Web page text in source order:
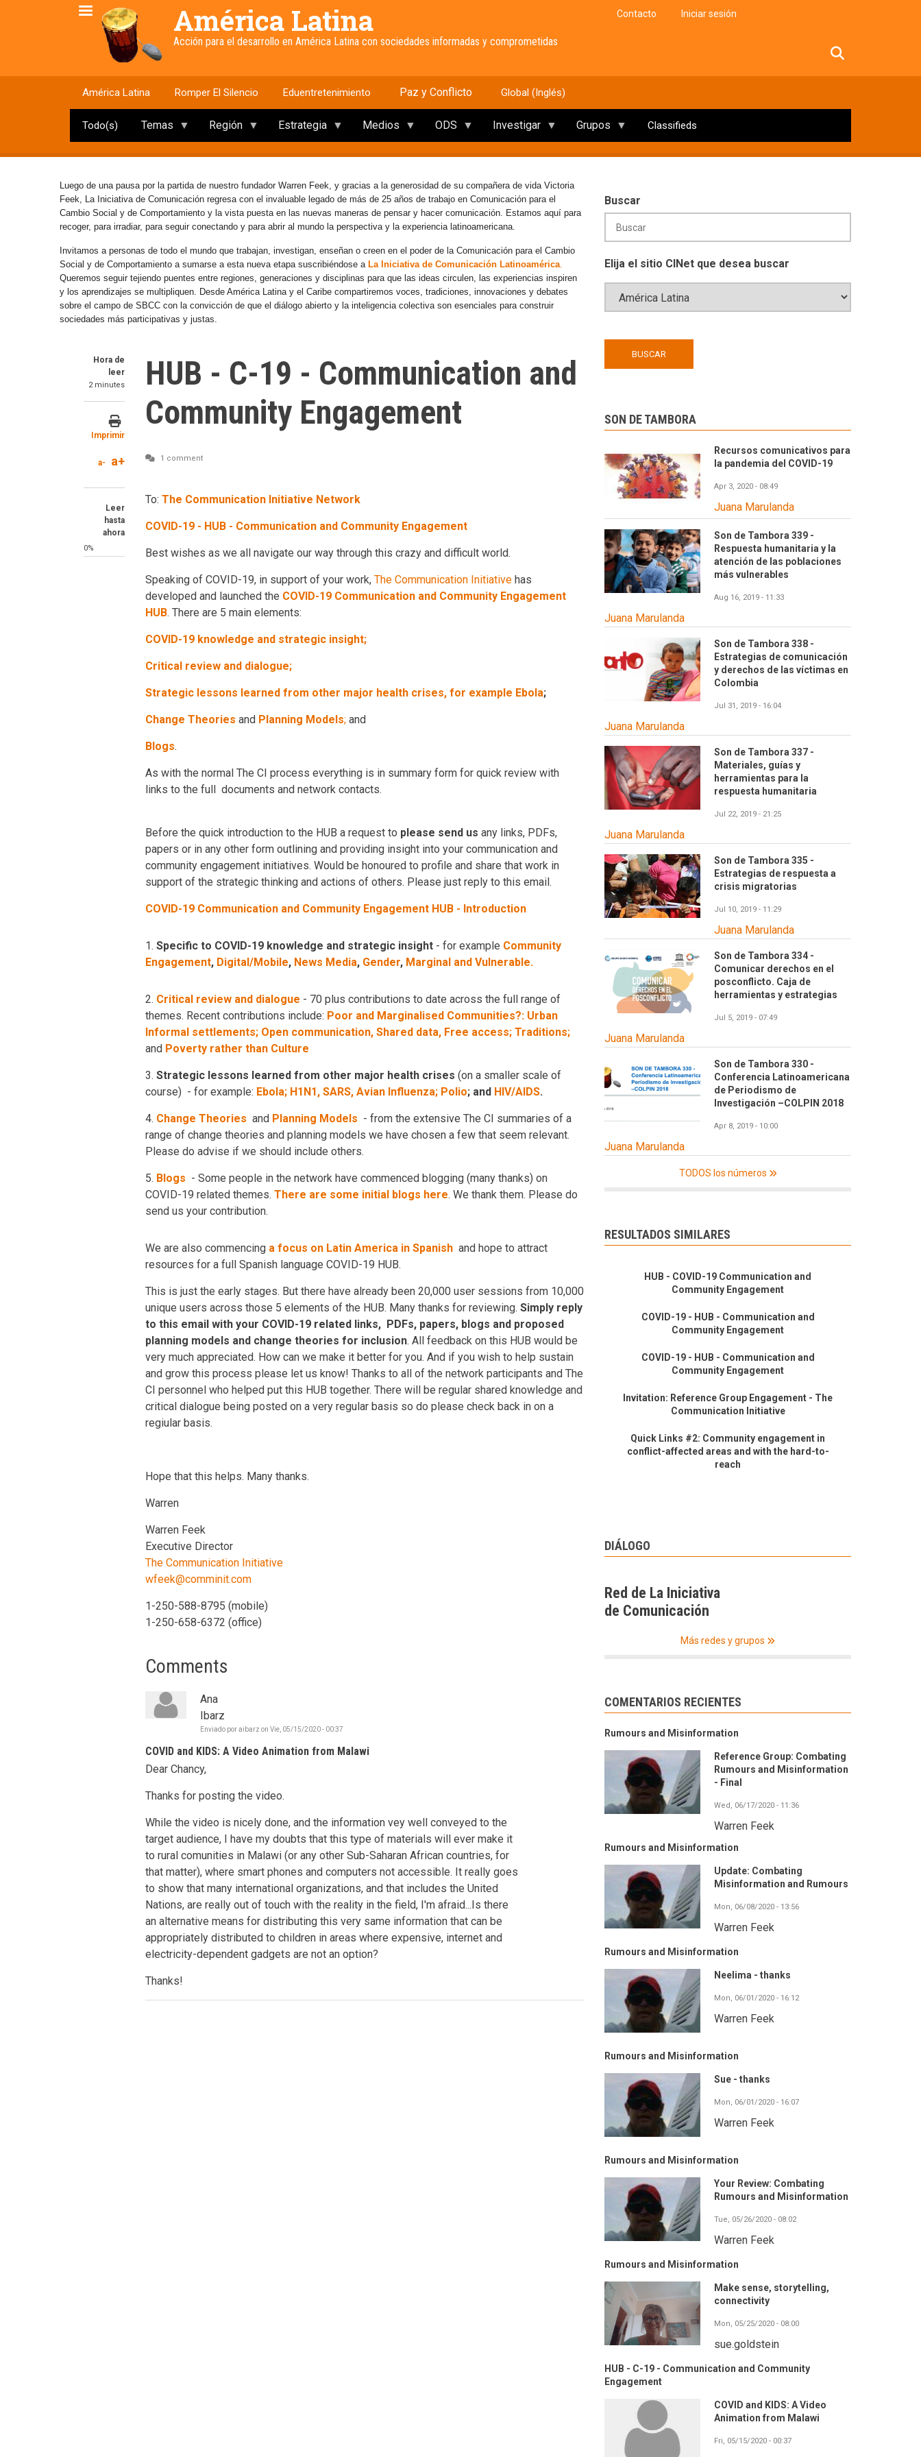
América Latina
Acción para el desarrollo en América Latina con sociedades informadas y comprometidas
Contacto Iniciar sesión
América Latina Romper El Silencio Eduentretenimiento Paz y Conflicto Global (Inglés)
Todo(s) Temas Región Estrategia Medios ODS Investigar Grupos Classifieds
Luego de una pausa por la partida de nuestro fundador Warren Feek, y gracias a la generosidad de su compañera de vida Victoria
Feek, La Iniciativa de Comunicación regresa con el invaluable legado de más de 25 años de trabajo en Comunicación para el
Cambio Social y de Comportamiento y la vista puesta en las nuevas maneras de pensar y hacer comunicación. Estamos aquí para
recoger, para irradiar, para seguir conectando y para abrir al mundo la perspectiva y la experiencia latinoamericana.
Invitamos a personas de todo el mundo que trabajan, investigan, enseñan o creen en el poder de la Comunicación para el Cambio
Social y de Comportamiento a sumarse a esta nueva etapa suscribiéndose a La Iniciativa de Comunicación Latinoamérica.
Queremos seguir tejiendo puentes entre regiones, generaciones y disciplinas para que las ideas circulen, las experiencias inspiren
y los aprendizajes se multipliquen. Desde América Latina y el Caribe compartiremos voces, tradiciones, innovaciones y debates
sobre el campo de SBCC con la convicción de que el diálogo abierto y la inteligencia colectiva son esenciales para construir
sociedades más participativas y justas.
Hora de
leer
2 minutes
Imprimir
a- a+
Leer
hasta
ahora
0%
HUB - C-19 - Communication and
Community Engagement
1 comment
To: The Communication Initiative Network
COVID-19 - HUB - Communication and Community Engagement
Best wishes as we all navigate our way through this crazy and difficult world.
Speaking of COVID-19, in support of your work, The Communication Initiative has
developed and launched the COVID-19 Communication and Community Engagement
HUB. There are 5 main elements:
COVID-19 knowledge and strategic insight;
Critical review and dialogue;
Strategic lessons learned from other major health crises, for example Ebola;
Change Theories and Planning Models; and
Blogs.
As with the normal The CI process everything is in summary form for quick review with
links to the full documents and network contacts.
Before the quick introduction to the HUB a request to please send us any links, PDFs,
papers or in any other form outlining and providing insight into your communication and
community engagement initiatives. Would be honoured to profile and share that work in
support of the strategic thinking and actions of others. Please just reply to this email.
COVID-19 Communication and Community Engagement HUB - Introduction
1. Specific to COVID-19 knowledge and strategic insight - for example Community
Engagement, Digital/Mobile, News Media, Gender, Marginal and Vulnerable.
2. Critical review and dialogue - 70 plus contributions to date across the full range of
themes. Recent contributions include: Poor and Marginalised Communities?: Urban
Informal settlements; Open communication, Shared data, Free access; Traditions;
and Poverty rather than Culture
3. Strategic lessons learned from other major health crises (on a smaller scale of
course) - for example: Ebola; H1N1, SARS, Avian Influenza; Polio; and HIV/AIDS.
4. Change Theories and Planning Models - from the extensive The CI summaries of a
range of change theories and planning models we have chosen a few that seem relevant.
Please do advise if we should include others.
5. Blogs - Some people in the network have commenced blogging (many thanks) on
COVID-19 related themes. There are some initial blogs here. We thank them. Please do
send us your contribution.
We are also commencing a focus on Latin America in Spanish and hope to attract
resources for a full Spanish language COVID-19 HUB.
This is just the early stages. But there have already been 20,000 user sessions from 10,000
unique users across those 5 elements of the HUB. Many thanks for reviewing. Simply reply
to this email with your COVID-19 related links, PDFs, papers, blogs and proposed
planning models and change theories for inclusion. All feedback on this HUB would be
very much appreciated. How can we make it better for you. And if you wish to help sustain
and grow this process please let us know! Thanks to all of the network participants and The
CI personnel who helped put this HUB together. There will be regular shared knowledge and
critical dialogue being posted on a very regular basis so do please check back in on a
regiular basis.
Hope that this helps. Many thanks.
Warren
Warren Feek
Executive Director
The Communication Initiative
wfeek@comminit.com
1-250-588-8795 (mobile)
1-250-658-6372 (office)
Comments
Ana
Ibarz
Enviado poraibarz on Vie, 05/15/2020 - 00:37
COVID and KIDS: A Video Animation from Malawi
Dear Chancy,
Thanks for posting the video.
While the video is nicely done, and the information vey well conveyed to the
target audience, I have my doubts that this type of materials will ever make it
to rural comunities in Malawi (or any other Sub-Saharan African countries, for
that matter), where smart phones and computers not accessible. It really goes
to show that many international organizations, and that includes the United
Nations, are really out of touch with the reality in the field, I'm afraid...Is there
an alternative means for distributing this very same information that can be
appropriately distributed to children in areas where expensive, internet and
electricity-dependent gadgets are not an option?
Thanks!
Buscar
Elija el sitio CINet que desea buscar
SON DE TAMBORA
Recursos comunicativos para
la pandemia del COVID-19
Apr 3, 2020 - 08:49
Juana Marulanda
Son de Tambora 339 -
Respuesta humanitaria y la
atención de las poblaciones
más vulnerables
Aug 16, 2019 - 11:33
Juana Marulanda
Son de Tambora 338 -
Estrategias de comunicación
y derechos de las víctimas en
Colombia
Jul 31, 2019 - 16:04
Juana Marulanda
Son de Tambora 337 -
Materiales, guías y
herramientas para la
respuesta humanitaria
Jul 22, 2019 - 21:25
Juana Marulanda
Son de Tambora 335 -
Estrategias de respuesta a
crisis migratorias
Jul 10, 2019 - 11:29
Juana Marulanda
Son de Tambora 334 -
Comunicar derechos en el
posconflicto. Caja de
herramientas y estrategias
Jul 5, 2019 - 07:49
Juana Marulanda
Son de Tambora 330 -
Conferencia Latinoamericana
de Periodismo de
Investigación –COLPIN 2018
Apr 8, 2019 - 10:00
Juana Marulanda
TODOS los números
RESULTADOS SIMILARES
HUB - COVID-19 Communication and
Community Engagement
COVID-19 - HUB - Communication and
Community Engagement
COVID-19 - HUB - Communication and
Community Engagement
Invitation: Reference Group Engagement - The
Communication Initiative
Quick Links #2: Community engagement in
conflict-affected areas and with the hard-to-
reach
DIÁLOGO
Red de La Iniciativa
de Comunicación
Más redes y grupos
COMENTARIOS RECIENTES
Rumours and Misinformation
Reference Group: Combating
Rumours and Misinformation
- Final
Wed, 06/17/2020 - 11:36
Warren Feek
Rumours and Misinformation
Update: Combating
Misinformation and Rumours
Mon, 06/08/2020 - 13:56
Warren Feek
Rumours and Misinformation
Neelima - thanks
Mon, 06/01/2020 - 16:12
Warren Feek
Rumours and Misinformation
Sue - thanks
Mon, 06/01/2020 - 16:07
Warren Feek
Rumours and Misinformation
Your Review: Combating
Rumours and Misinformation
Tue, 05/26/2020 - 08:02
Warren Feek
Rumours and Misinformation
Make sense, storytelling,
connectivity
Mon, 05/25/2020 - 08:00
sue.goldstein
HUB - C-19 - Communication and Community
Engagement
COVID and KIDS: A Video
Animation from Malawi
Fri, 05/15/2020 - 00:37